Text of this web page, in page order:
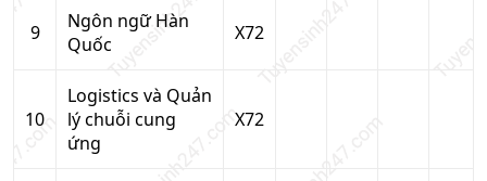
9
Ngôn ngữ Hàn
Quốc
X72
10
Logistics và Quản
lý chuỗi cung
ứng
X72